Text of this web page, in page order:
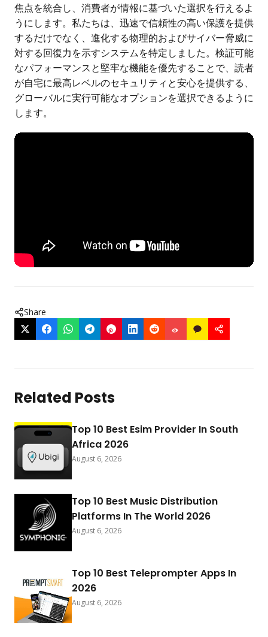
焦点を統合し、消費者が情報に基づいた選択を行えるよ
うにします。私たちは、迅速で信頼性の高い保護を提供
するだけでなく、進化する物理的およびサイバー脅威に
対する回復力を示すシステムを特定しました。検証可能
なパフォーマンスと堅牢な機能を優先することで、読者
が自宅に最高レベルのセキュリティと安心を提供する、
グローバルに実行可能なオプションを選択できるように
します。
Share
Related Posts
Top 10 Best Esim Provider In South
Africa 2026
August 6, 2026
Top 10 Best Music Distribution
Platforms In The World 2026
August 6, 2026
Top 10 Best Teleprompter Apps In
2026
August 6, 2026